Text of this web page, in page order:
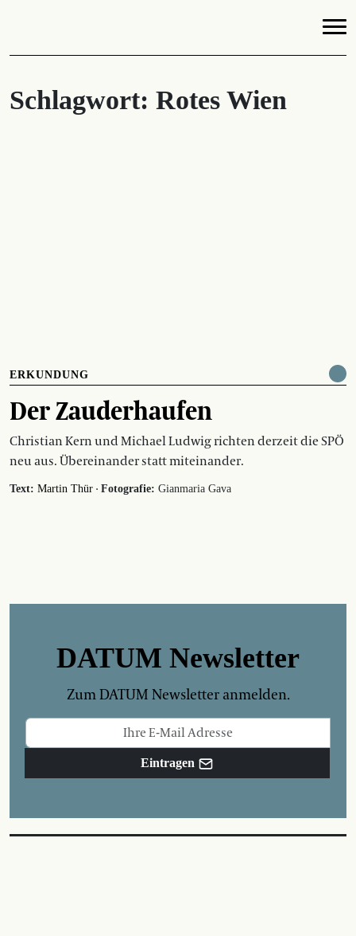
Schlagwort: Rotes Wien
ERKUNDUNG
Der Zauderhaufen
Christian Kern und Michael Ludwig richten derzeit die SPÖ
neu aus. Übereinander statt miteinander.
Text: Martin Thür · Fotografie: Gianmaria Gava
DATUM Newsletter
Zum DATUM Newsletter anmelden.
Eintragen